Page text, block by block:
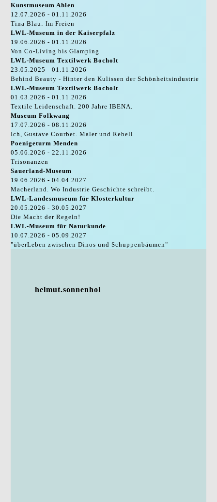
Kunstmuseum Ahlen
12.07.2026 - 01.11.2026
Tina Blau: Im Freien
LWL-Museum in der Kaiserpfalz
19.06.2026 - 01.11.2026
Von Co-Living bis Glamping
LWL-Museum Textilwerk Bocholt
23.05.2025 - 01.11.2026
Behind Beauty - Hinter den Kulissen der Schönheitsindustrie
LWL-Museum Textilwerk Bocholt
01.03.2026 - 01.11.2026
Textile Leidenschaft. 200 Jahre IBENA.
Museum Folkwang
17.07.2026 - 08.11.2026
Ich, Gustave Courbet. Maler und Rebell
Poenigeturm Menden
05.06.2026 - 22.11.2026
Trisonanzen
Sauerland-Museum
19.06.2026 - 04.04.2027
Macherland. Wo Industrie Geschichte schreibt.
LWL-Landesmuseum für Klosterkultur
20.05.2026 - 30.05.2027
Die Macht der Regeln!
LWL-Museum für Naturkunde
10.07.2026 - 05.09.2027
"überLeben zwischen Dinos und Schuppenbäumen"
helmut.sonnenhol